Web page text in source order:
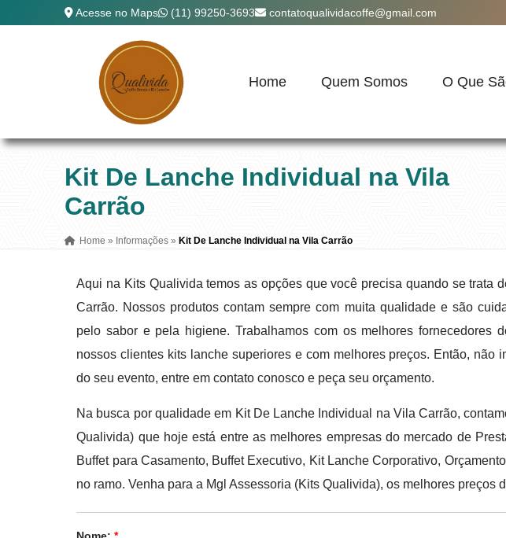
Acesse no Maps (11) 99250-3693 contatoqualividacoffe@gmail.com
Home Quem Somos O Que
Kit De Lanche Individual na Vila
Carrão
Home » Informações » Kit De Lanche Individual na Vila Carrão
Aqui na Kits Qualivida temos as opções que você precisa quando se trata
Carrão. Nossos produtos contam sempre com muita qualidade e são
pelo sabor e pela higiene. Trabalhamos com os melhores fornecedores
nossos clientes kits lanche superiores e com melhores preços. Então, não
do seu evento, entre em contato conosco e peça seu orçamento.
Na busca por qualidade em Kit De Lanche Individual na Vila Carrão,
Qualivida) que hoje está entre as melhores empresas do mercado de
Buffet para Casamento, Buffet Executivo, Kit Lanche Corporativo,
no ramo. Venha para a Mgl Assessoria (Kits Qualivida), os melhores preços